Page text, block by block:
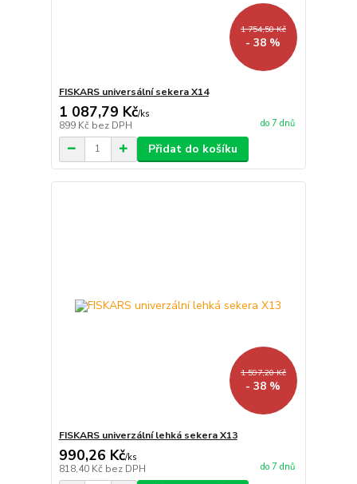
1 754,50 Kč
- 38 %
FISKARS universální sekera X14
1 087,79 Kč/ks
899 Kč bez DPH do 7 dnů
Přidat do košíku
1 597,20 Kč
- 38 %
FISKARS univerzální lehká sekera X13
990,26 Kč/ks
818,40 Kč bez DPH do 7 dnů